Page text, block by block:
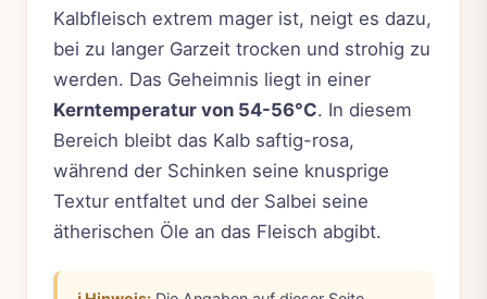
Kalbfleisch extrem mager ist, neigt es dazu,
bei zu langer Garzeit trocken und strohig zu
werden. Das Geheimnis liegt in einer
Kerntemperatur von 54-56°C. In diesem
Bereich bleibt das Kalb saftig-rosa,
während der Schinken seine knusprige
Textur entfaltet und der Salbei seine
ätherischen Öle an das Fleisch abgibt.